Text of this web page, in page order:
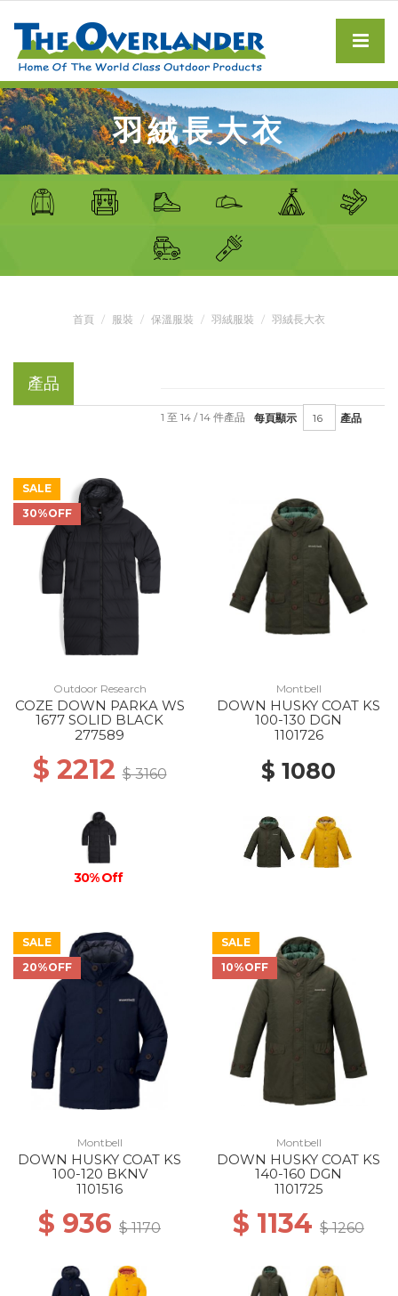
羽絨長大衣
首頁 服裝 保溫服裝 羽絨服裝 羽絨長大衣
產品
每頁顯示 產品
1 至 14 / 14 件產品
SALE
30%OFF
Outdoor Research
COZE DOWN PARKA WS
1677 SOLID BLACK
277589
$ 2212$ 3160
30% Off
Montbell
DOWN HUSKY COAT KS
100-130 DGN
1101726
$ 1080
SALE
20%OFF
Montbell
DOWN HUSKY COAT KS
100-120 BKNV
1101516
$ 936 $ 1170
SALE
10%OFF
Montbell
DOWN HUSKY COAT KS
140-160 DGN
1101725
$ 1134 $ 1260